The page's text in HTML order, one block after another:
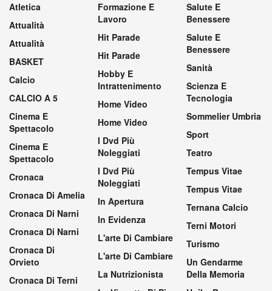
Atletica
Attualità
Attualità
BASKET
Calcio
CALCIO A 5
Cinema E
Spettacolo
Cinema E
Spettacolo
Cronaca
Cronaca Di Amelia
Cronaca Di Narni
Cronaca Di Narni
Cronaca Di
Orvieto
Cronaca Di Terni
Formazione E
Lavoro
Hit Parade
Hit Parade
Hobby E
Intrattenimento
Home Video
Home Video
I Dvd Più
Noleggiati
I Dvd Più
Noleggiati
In Apertura
In Evidenza
L'arte Di Cambiare
L'arte Di Cambiare
La Nutrizionista
Salute E
Benessere
Salute E
Benessere
Sanità
Scienza E
Tecnologia
Sommelier Umbria
Sport
Teatro
Tempus Vitae
Tempus Vitae
Ternana Calcio
Terni Motori
Turismo
Un Gendarme
Della Memoria